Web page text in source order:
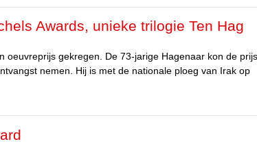
Awards, unieke trilogie Ten Hag
oeuvreprijs gekregen. De 73-jarige Hagenaar kon de prijs
nemen. Hij is met de nationale ploeg van Irak op